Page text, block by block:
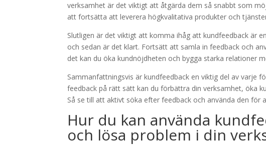
verksamhet är det viktigt att åtgärda dem så snabbt som
att fortsätta att leverera högkvalitativa produkter och
Slutligen är det viktigt att komma ihåg att kundfeedback är
och sedan är det klart. Fortsätt att samla in feedback och
det kan du öka kundnöjdheten och bygga starka relationer
Sammanfattningsvis är kundfeedback en viktig del av varje
feedback på rätt sätt kan du förbättra din verksamhet, öka
Så se till att aktivt söka efter feedback och använda den
Hur du kan använda
och lösa problem i din